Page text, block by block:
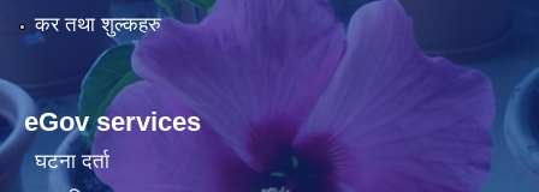
कर तथा शुल्कहरु
eGov services
घटना दर्ता